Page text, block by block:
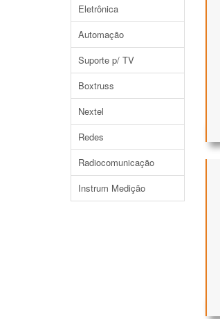
Eletrônica
Automação
Suporte p/ TV
Boxtruss
Nextel
Redes
Radiocomunicação
Instrum Medição